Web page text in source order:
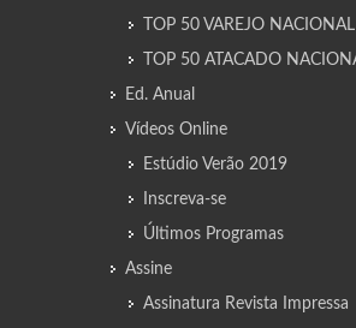
TOP 50 VAREJO
TOP 50 ATACADO
Ed. Anual
Vídeos Online
Estúdio Verão 2019
Inscreva-se
Últimos Programas
Assine
Assinatura Revista Impressa